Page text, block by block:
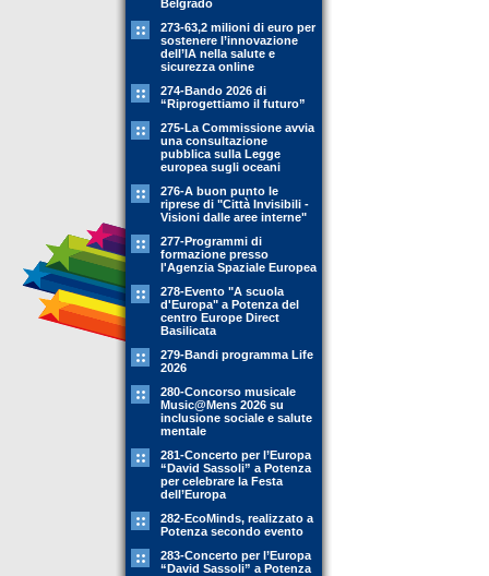
Belgrado
273-63,2 milioni di euro per
sostenere l’innovazione
dell’IA nella salute e
sicurezza online
274-Bando 2026 di
“Riprogettiamo il futuro”
275-La Commissione avvia
una consultazione
pubblica sulla Legge
europea sugli oceani
276-A buon punto le
riprese di "Città Invisibili -
Visioni dalle aree interne"
277-Programmi di
formazione presso
l'Agenzia Spaziale Europea
278-Evento "A scuola
d'Europa" a Potenza del
centro Europe Direct
Basilicata
279-Bandi programma Life
2026
280-Concorso musicale
Music@Mens 2026 su
inclusione sociale e salute
mentale
281-Concerto per l’Europa
“David Sassoli” a Potenza
per celebrare la Festa
dell’Europa
282-EcoMinds, realizzato a
Potenza secondo evento
283-Concerto per l’Europa
“David Sassoli” a Potenza